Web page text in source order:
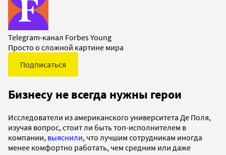
Telegram-канал Forbes Young
Просто о сложной картине мира
Подписаться
Бизнесу не всегда нужны герои
Исследователи из американского университета Де Поля,
изучая вопрос, стоит ли быть топ-исполнителем в
компании, выяснили, что лучшим сотрудникам иногда
менее комфортно работать, чем средним или даже